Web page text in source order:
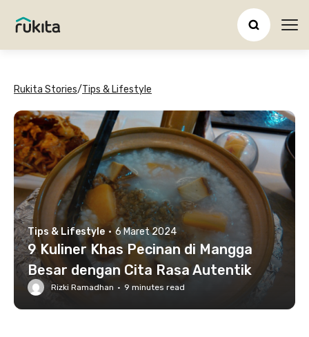
Rukita Stories/Tips & Lifestyle
Tips & Lifestyle · 6 Maret 2024
9 Kuliner Khas Pecinan di Mangga
Besar dengan Cita Rasa Autentik
Rizki Ramadhan · 9 minutes read